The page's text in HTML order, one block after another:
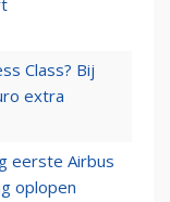
Class? Bij
extra
eerste Airbus
oplopen